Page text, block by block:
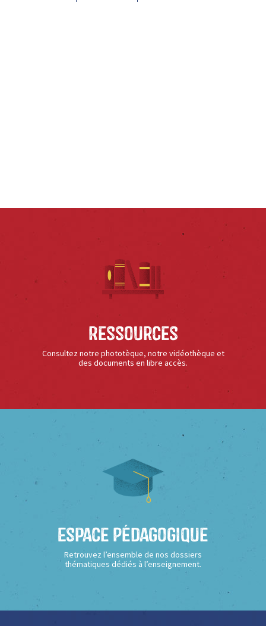
Ressources
Consultez notre phototèque, notre vidéothèque et
des documents en libre accès.
Espace Pédagogique
Retrouvez l’ensemble de nos dossiers
thématiques dédiés à l’enseignement.